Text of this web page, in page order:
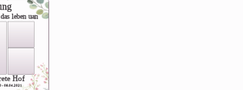
an das leben uan
Hof
- 08.04.2021